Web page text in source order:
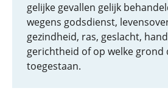
gelijke gevallen gelijk
wegens godsdienst,
gezindheid, ras, geslacht,
gerichtheid of op welke grond
toegestaan.